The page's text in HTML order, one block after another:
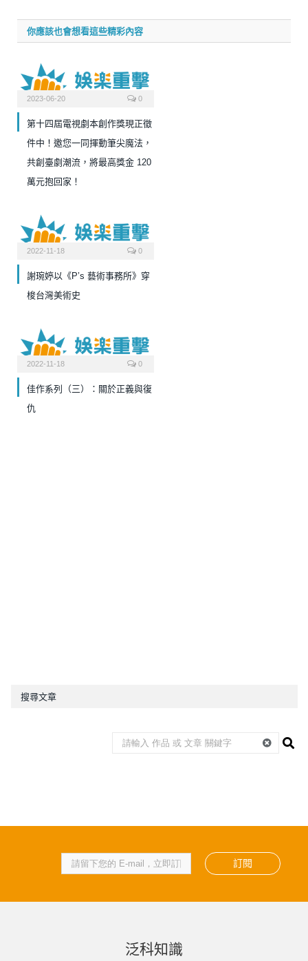
你應該也會想看這些精彩內容
2023-06-20 0
第十四屆電視劇本創作獎現正徵
件中！邀您一同揮動筆尖魔法，
共創臺劇潮流，將最高獎金 120
萬元抱回家！
2022-11-18 0
謝琬婷以《P’s 藝術事務所》穿
梭台灣美術史
2022-11-18 0
佳作系列（三）：關於正義與復
仇
搜尋文章
訂閱
泛科知識